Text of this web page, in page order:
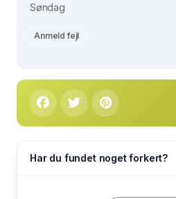
Søndag
Anmeld fejl
Har du fundet noget forkert?